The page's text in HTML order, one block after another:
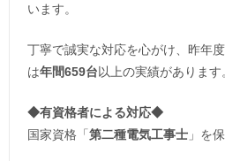
います。
丁寧で誠実な対応を心がけ、昨年
は年間659台以上の実績があります
◆有資格者による対応◆
国家資格「第二種電気工事士 」を保